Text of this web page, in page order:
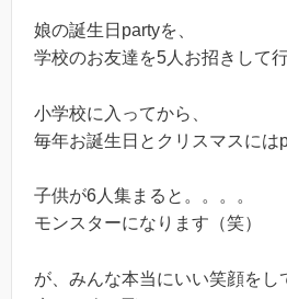
娘の誕生日partyを、
学校のお友達を5人お招きして行
小学校に入ってから、
毎年お誕生日とクリスマスには
子供が6人集まると。。。。
モンスターになります（笑）
が、みんな本当にいい笑顔をし